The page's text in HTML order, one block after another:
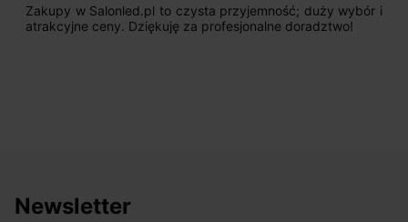
Zakupy w Salonled.pl to czysta przyjemność; duży wybór i
atrakcyjne ceny. Dziękuję za profesjonalne doradztwo!
Newsletter